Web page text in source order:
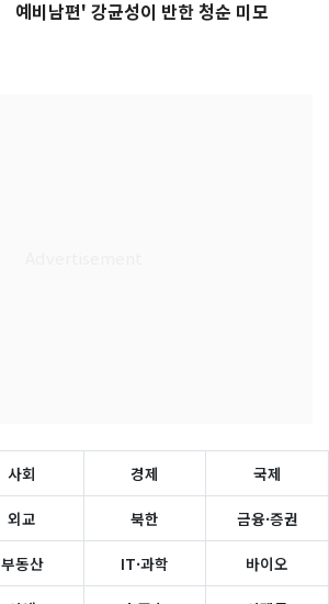
예비남편' 강균성이 반한 청순 미모
사회 경제 국제
외교 북한 금융·증권
부동산 IT·과학 바이오